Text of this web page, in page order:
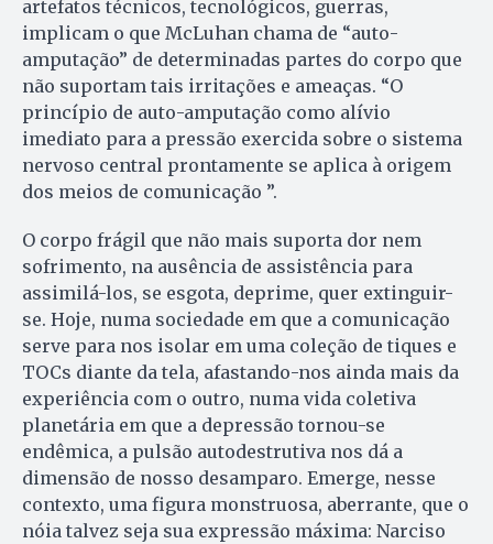
artefatos técnicos, tecnológicos, guerras,
implicam o que McLuhan chama de “auto-
amputação” de determinadas partes do corpo que
não suportam tais irritações e ameaças. “O
princípio de auto-amputação como alívio
imediato para a pressão exercida sobre o sistema
nervoso central prontamente se aplica à origem
dos meios de comunicação ”.
O corpo frágil que não mais suporta dor nem
sofrimento, na ausência de assistência para
assimilá-los, se esgota, deprime, quer extinguir-
se. Hoje, numa sociedade em que a comunicação
serve para nos isolar em uma coleção de tiques e
TOCs diante da tela, afastando-nos ainda mais da
experiência com o outro, numa vida coletiva
planetária em que a depressão tornou-se
endêmica, a pulsão autodestrutiva nos dá a
dimensão de nosso desamparo. Emerge, nesse
contexto, uma figura monstruosa, aberrante, que o
nóia talvez seja sua expressão máxima: Narciso